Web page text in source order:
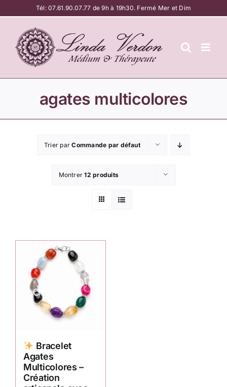
au
contenu
Tél:07.61.90.07.77 de 9h à 19h30. Fermé Mer et Dim
agates multicolores
Trier parCommande par défaut
Montrer12 produits
Bracelet
Agates
Multicolores –
Création